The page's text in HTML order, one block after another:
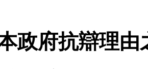
政府抗辯理由